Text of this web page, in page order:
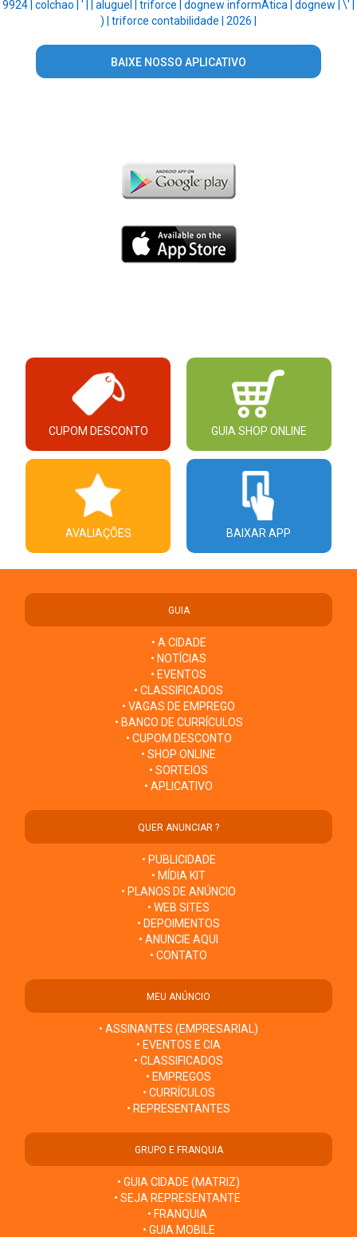
9924 | colchao | ' | aluguel | triforce | dognew informÁtica | dognew | \' |
) | triforce contabilidade | 2026 |
BAIXE NOSSO APLICATIVO
CUPOM DESCONTO GUIA SHOP ONLINE
AVALIAÇÕES BAIXAR APP
GUIA
• A CIDADE
• NOTÍCIAS
• EVENTOS
• CLASSIFICADOS
• VAGAS DE EMPREGO
• BANCO DE CURRÍCULOS
• CUPOM DESCONTO
• SHOP ONLINE
• SORTEIOS
• APLICATIVO
QUER ANUNCIAR ?
• PUBLICIDADE
• MÍDIA KIT
• PLANOS DE ANÚNCIO
• WEB SITES
• DEPOIMENTOS
• ANUNCIE AQUI
• CONTATO
MEU ANÚNCIO
• ASSINANTES (EMPRESARIAL)
• EVENTOS E CIA
• CLASSIFICADOS
• EMPREGOS
• CURRÍCULOS
• REPRESENTANTES
GRUPO E FRANQUIA
• GUIA CIDADE (MATRIZ)
• SEJA REPRESENTANTE
• FRANQUIA
• GUIA MOBILE